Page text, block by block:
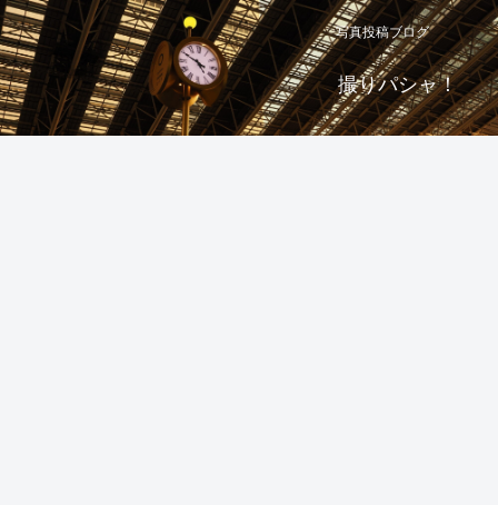
写真投稿ブログ
撮りパシャ！